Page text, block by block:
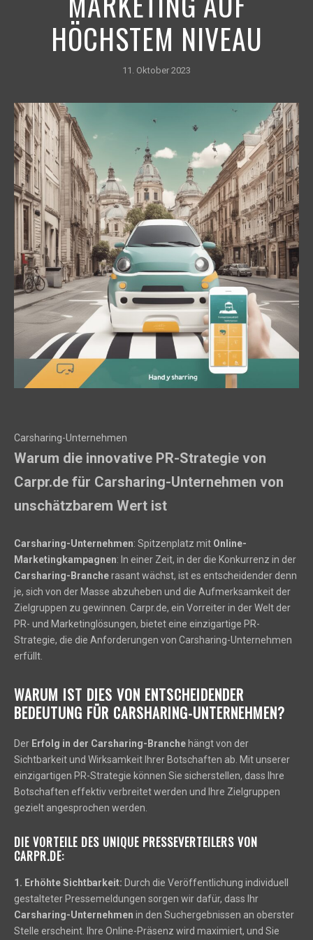
HÖCHSTEM NIVEAU
11. Oktober 2023
Carsharing-Unternehmen
Warum die innovative PR-Strategie von
Carpr.de für Carsharing-Unternehmen von
unschätzbarem Wert ist
Carsharing-Unternehmen: Spitzenplatz mit Online-
Marketingkampagnen: In einer Zeit, in der die Konkurrenz in der
Carsharing-Brancherasant wächst, ist es entscheidender denn
je, sich von der Masse abzuheben und die Aufmerksamkeit der
Zielgruppen zu gewinnen. Carpr.de, ein Vorreiter in der Welt der
PR- und Marketinglösungen, bietet eine einzigartige PR-
Strategie, die die Anforderungen von Carsharing-Unternehmen
erfüllt.
WARUM IST DIES VON ENTSCHEIDENDER
BEDEUTUNG FÜR CARSHARING-UNTERNEHMEN?
Der Erfolg in der Carsharing-Branche hängt von der
Sichtbarkeit und Wirksamkeit Ihrer Botschaften ab. Mit unserer
einzigartigen PR-Strategie können Sie sicherstellen, dass Ihre
Botschaften effektiv verbreitet werden und Ihre Zielgruppen
gezielt angesprochen werden.
DIE VORTEILE DES UNIQUE PRESSEVERTEILERS VON
CARPR.DE:
1. Erhöhte Sichtbarkeit: Durch die Veröffentlichung individuell
gestalteter Pressemeldungen sorgen wir dafür, dass Ihr
Carsharing-Unternehmen in den Suchergebnissen an oberster
Stelle erscheint. Ihre Online-Präsenz wird maximiert, und Sie